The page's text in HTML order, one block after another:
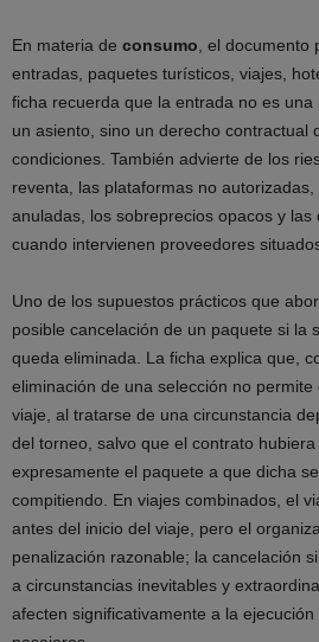
En materia de consumo, el documento
entradas, paquetes turísticos, viajes,
ficha recuerda que la entrada no es
un asiento, sino un derecho contractual
condiciones. También advierte de los
reventa, las plataformas no
anuladas, los sobreprecios opacos y
cuando intervienen proveedores
Uno de los supuestos prácticos que
posible cancelación de un paquete si la
queda eliminada. La ficha explica que,
eliminación de una selección no
viaje, al tratarse de una circunstancia
del torneo, salvo que el contrato
expresamente el paquete a que dicha
compitiendo. En viajes combinados, el
antes del inicio del viaje, pero el
penalización razonable; la cancelación
a circunstancias inevitables y
afecten significativamente a la